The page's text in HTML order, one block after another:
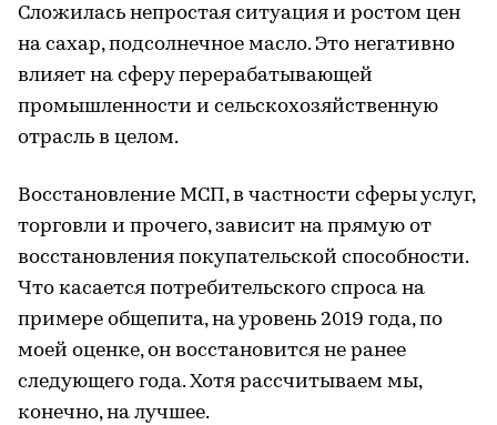
Сложилась непростая ситуация и ростом цен
на сахар, подсолнечное масло. Это негативно
влияет на сферу перерабатывающей
промышленности и сельскохозяйственную
отрасль в целом.
Восстановление МСП, в частности сферы услуг,
торговли и прочего, зависит на прямую от
восстановления покупательской способности.
Что касается потребительского спроса на
примере общепита, на уровень 2019 года, по
моей оценке, он восстановится не ранее
следующего года. Хотя рассчитываем мы,
конечно, на лучшее.